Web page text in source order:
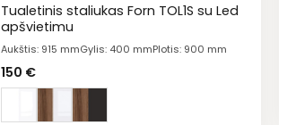
Tualetinis staliukas Forn TOL1S su Led
apšvietimu
Aukštis: 915 mmGylis: 400 mmPlotis: 900 mm
150 €